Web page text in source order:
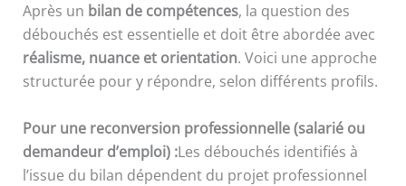
Après un bilan de compétences, la question des
débouchés est essentielle et doit être abordée avec
réalisme, nuance et orientation. Voici une approche
structurée pour y répondre, selon différents profils.
Pour une reconversion professionnelle (salarié ou
demandeur d’emploi) :Les débouchés identifiés à
l’issue du bilan dépendent du projet professionnel